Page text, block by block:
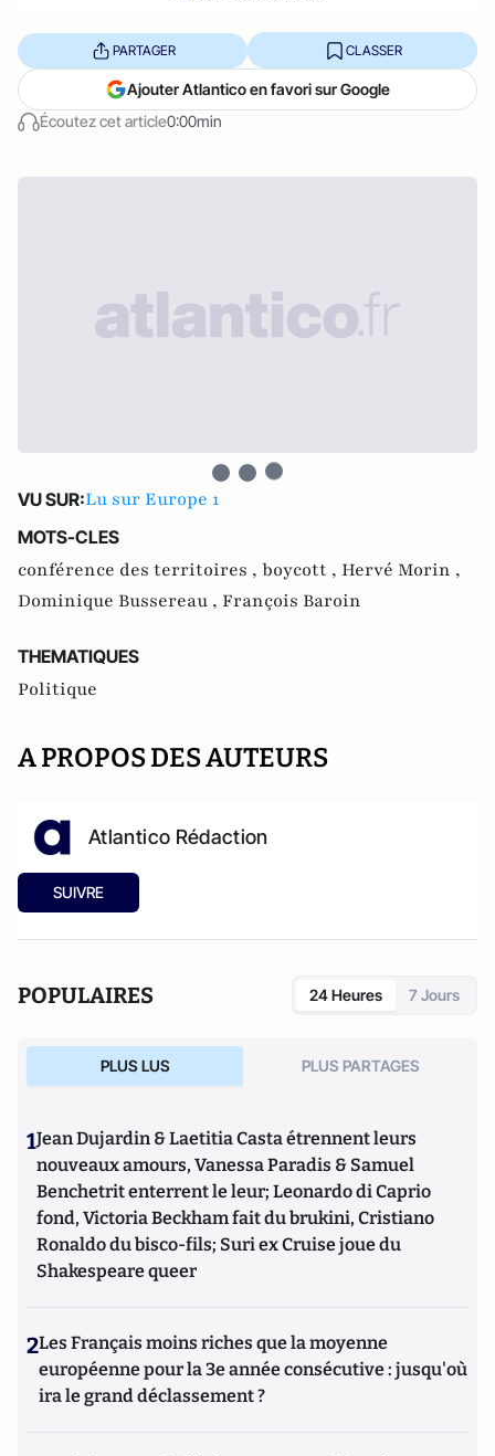
Écoutez cet article0:00min
PARTAGER CLASSER
Ajouter Atlantico en favori sur Google
VU SUR:Lu sur Europe 1
MOTS-CLES
conférence des territoires , boycott , Hervé Morin ,
Dominique Bussereau , François Baroin
THEMATIQUES
Politique
A PROPOS DES AUTEURS
Atlantico Rédaction
SUIVRE
POPULAIRES 24 Heures 7 Jours
PLUS LUS PLUS PARTAGES
1Jean Dujardin & Laetitia Casta étrennent leurs
nouveaux amours, Vanessa Paradis & Samuel
Benchetrit enterrent le leur; Leonardo di Caprio
fond, Victoria Beckham fait du brukini, Cristiano
Ronaldo du bisco-fils; Suri ex Cruise joue du
Shakespeare queer
2Les Français moins riches que la moyenne
européenne pour la 3e année consécutive : jusqu'où
ira le grand déclassement ?